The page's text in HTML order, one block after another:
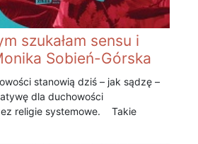
szukałam sensu i
Sobień-Górska
stanowią dziś – jak sądzę –
dla duchowości
religie systemowe. Takie